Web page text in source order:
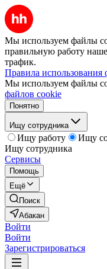
Мы используем файлы
правильную работу
трафик.
Правила использования
Мы используем файлы
файлов cookie
Понятно
Ищу сотрудника
Ищу работу
Ищу
Ищу сотрудника
Сервисы
Помощь
Ещё
Поиск
Абакан
Войти
Войти
Зарегистрироваться